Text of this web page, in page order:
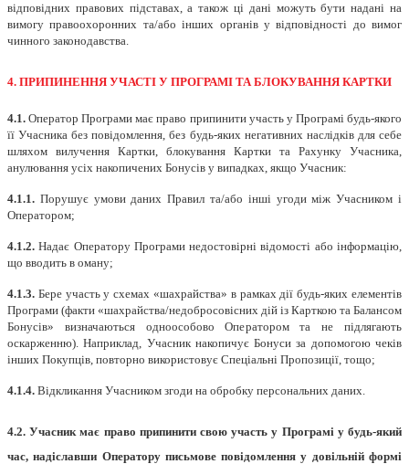
відповідних правових підставах, а також ці дані можуть бути надані на
вимогу правоохоронних та/або інших органів у відповідності до вимог
чинного законодавства.
4. ПРИПИНЕННЯ УЧАСТІ У ПРОГРАМІ ТА БЛОКУВАННЯ КАРТКИ
4.1.Оператор Програми має право припинити участь у Програмі будь-якого
її Учасника без повідомлення, без будь-яких негативних наслідків для себе
шляхом вилучення Картки, блокування Картки та Рахунку Учасника,
анулювання усіх накопичених Бонусів у випадках, якщо Учасник:
4.1.1. Порушує умови даних Правил та/або інші угоди між Учасником і
Оператором;
4.1.2. Надає Оператору Програми недостовірні відомості або інформацію,
що вводить в оману;
4.1.3. Бере участь у схемах «шахрайства» в рамках дії будь-яких елементів
Програми (факти «шахрайства/недобросовісних дій із Карткою та Балансом
Бонусів» визначаються одноособово Оператором та не підлягають
оскарженню). Наприклад, Учасник накопичує Бонуси за допомогою чеків
інших Покупців, повторно використовує Спеціальні Пропозиції, тощо;
4.1.4. Відкликання Учасником згоди на обробку персональних даних.
4.2. Учасник має право припинити свою участь у Програмі у будь-який
час, надіславши Оператору письмове повідомлення у довільній формі